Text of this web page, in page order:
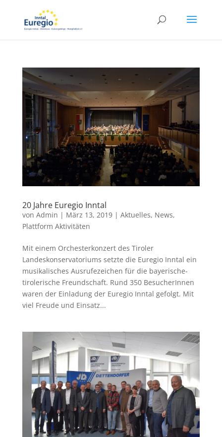
20 Jahre Euregio Inntal
von Admin | März 13, 2019| Aktuelles, News,
Plattform Aktivitäten
Mit einem Orchesterkonzert des Tiroler
Landeskonservatoriums setzte die Euregio Inntal ein
musikalisches Ausrufezeichen für die bayerische-
tirolerische Freundschaft. Rund 350 BesucherInnen
waren der Einladung der Euregio Inntal gefolgt. Mit
viel Freude und Einsatz...